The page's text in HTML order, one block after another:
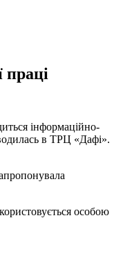
інформаційно-
в ТРЦ «Дафі».
особою